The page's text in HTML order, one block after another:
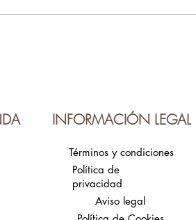
INFORMACIÓN LEGAL
Términos y condiciones
Política de
privacidad
Aviso legal